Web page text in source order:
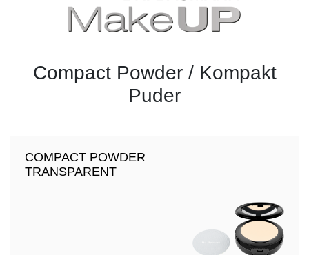
Compact Powder / Kompakt
Puder
COMPACT POWDER
TRANSPARENT